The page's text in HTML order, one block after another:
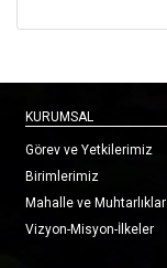
KURUMSAL
Görev ve Yetkilerimiz
Birimlerimiz
Mahalle ve Muhtarlıklar
Vizyon-Misyon-İlkeler